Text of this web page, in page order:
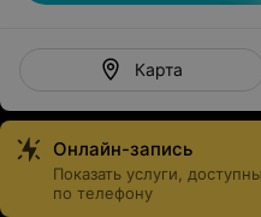
Карта
Онлайн-запись
Показать услуги,
по телефону